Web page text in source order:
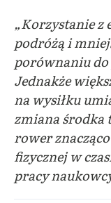
„Korzystanie z
podróżą i
porównaniu
Jednakże
na wysiłku
zmiana środka
rower
fizycznej w
pracy